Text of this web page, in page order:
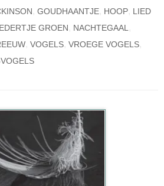
,GOUDHAANTJE, HOOP, LIED
GROEN, NACHTEGAAL ,
, VOGELS, VROEGE VOGELS,